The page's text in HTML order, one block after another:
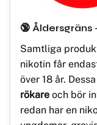
🔞 Åldersgräns
Samtliga
nikotin får
över 18 år.
rökare och bör
redan har en